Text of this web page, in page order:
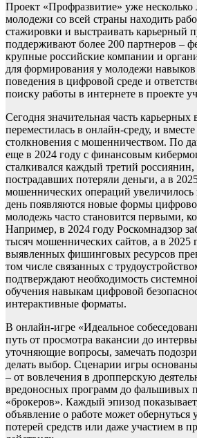
Проект «Профразвитие» уже несколько
молодежи со всей страны находить
стажировки и выстраивать карьерный
поддерживают более 200 партнеров –
крупные российские компании и
для формирования у молодежи навыков
поведения в цифровой среде и
поиску работы в интернете в проекте
Сегодня значительная часть карьерных
переместилась в онлайн-среду, и
столкновения с мошенничеством. По
еще в 2024 году с финансовым
сталкивался каждый третий
пострадавших потеряли деньги, а в
мошеннических операций
день появляются новые формы
молодежь часто становится первыми,
Например, в 2024 году Роскомнадзор
тысяч мошеннических сайтов, а в 2025
выявленных фишинговых ресурсов
том числе связанных с
подтверждают необходимость
обучения навыкам цифровой
интерактивные форматы.
В онлайн-игре «Идеальное
путь от просмотра вакансии до
уточняющие вопросы, замечать
делать выбор. Сценарии игры
– от вовлечения в дропперскую
вредоносных программ до фальшивых
«брокеров». Каждый эпизод
объявление о работе может обернуться
потерей средств или даже участием в